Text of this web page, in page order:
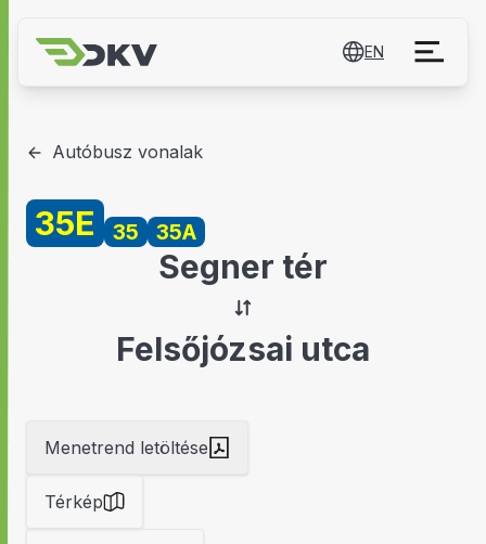
EN
Autóbusz vonalak
35E 35 35A
Segner tér
Felsőjózsai utca
Menetrend letöltése
Térkép